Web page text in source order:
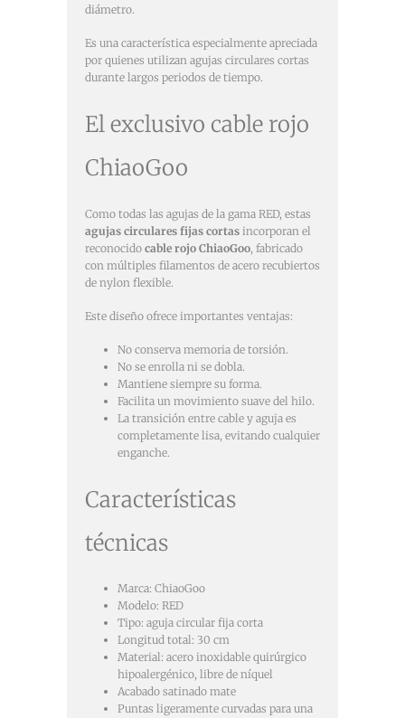
diámetro.
Es una característica especialmente apreciada
por quienes utilizan agujas circulares cortas
durante largos periodos de tiempo.
El exclusivo cable rojo
ChiaoGoo
Como todas las agujas de la gama RED, estas
agujas circulares fijas cortas incorporan el
reconocido cable rojo ChiaoGoo, fabricado
con múltiples filamentos de acero recubiertos
de nylon flexible.
Este diseño ofrece importantes ventajas:
No conserva memoria de torsión.
No se enrolla ni se dobla.
Mantiene siempre su forma.
Facilita un movimiento suave del hilo.
La transición entre cable y aguja es
completamente lisa, evitando cualquier
enganche.
Características
técnicas
Marca: ChiaoGoo
Modelo: RED
Tipo: aguja circular fija corta
Longitud total: 30 cm
Material: acero inoxidable quirúrgico
hipoalergénico, libre de níquel
Acabado satinado mate
Puntas ligeramente curvadas para una